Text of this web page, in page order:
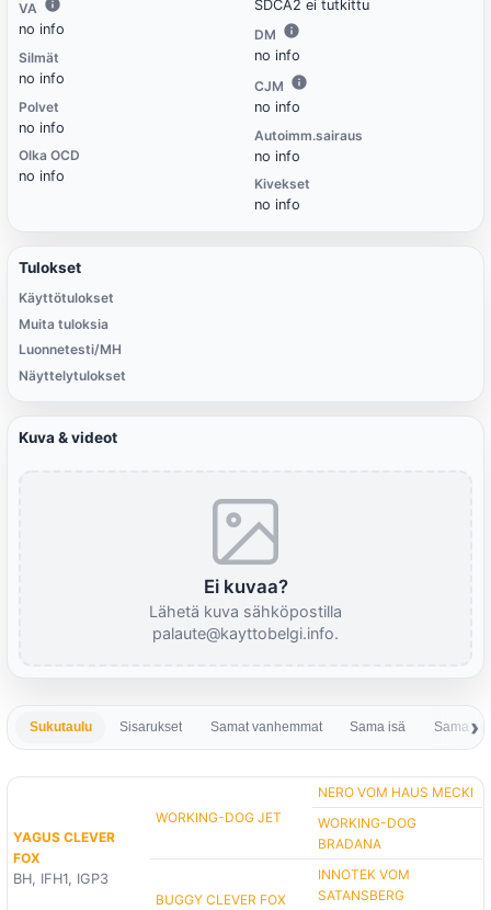
VA
no info
Silmät
no info
Polvet
no info
Olka OCD
no info
SDCA2 ei tutkittu
DM
no info
CJM
no info
Autoimm.sairaus
no info
Kivekset
no info
Tulokset
Käyttötulokset
Muita tuloksia
Luonnetesti/MH
Näyttelytulokset
Kuva & videot
Ei kuvaa?
Lähetä kuva sähköpostilla
palaute@kayttobelgi.info.
Sukutaulu Sisarukset Samat vanhemmat Sama isä Sama
YAGUS CLEVER
FOX
BH, IFH1, IGP3
WORKING-DOG JET
NERO VOM HAUS MECKI
WORKING-DOG
BRADANA
BUGGY CLEVER FOX
INNOTEK VOM
SATANSBERG